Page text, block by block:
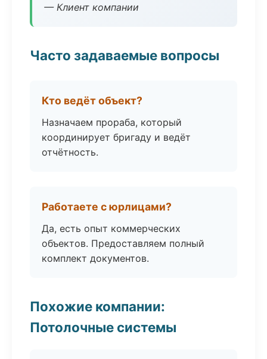
— Клиент компании
Часто задаваемые вопросы
Кто ведёт объект?
Назначаем прораба, который
координирует бригаду и ведёт
отчётность.
Работаете с юрлицами?
Да, есть опыт коммерческих
объектов. Предоставляем полный
комплект документов.
Похожие компании:
Потолочные системы